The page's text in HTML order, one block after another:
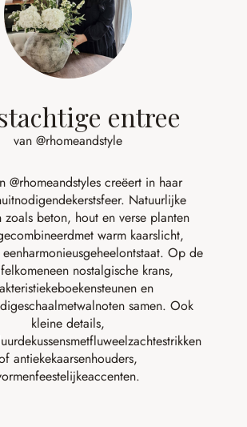
entree
van @rhomeandstyle
@rhomeandstyles creëert in haar
uitnodigendekerstsfeer. Natuurlijke
zoals beton, hout en verse planten
metwarm kaarslicht,
eenharmonieusgeheelontstaat. Opde
komeneen nostalgische krans,
boekensteunenen
schaalmetwalnoten samen. Ook
kleine details,
kussensmetfluweelzachtestrikken
antiekekaarsenhouders,
feestelijkeaccenten.